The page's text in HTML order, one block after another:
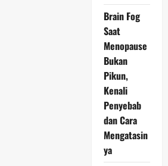
Brain Fog
Saat
Menopause
Bukan
Pikun,
Kenali
Penyebab
dan Cara
Mengatasin
ya